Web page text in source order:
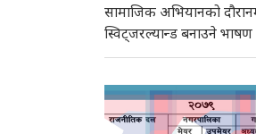
सामाजिक अभियानको
स्विट्जरल्यान्ड बनाउने